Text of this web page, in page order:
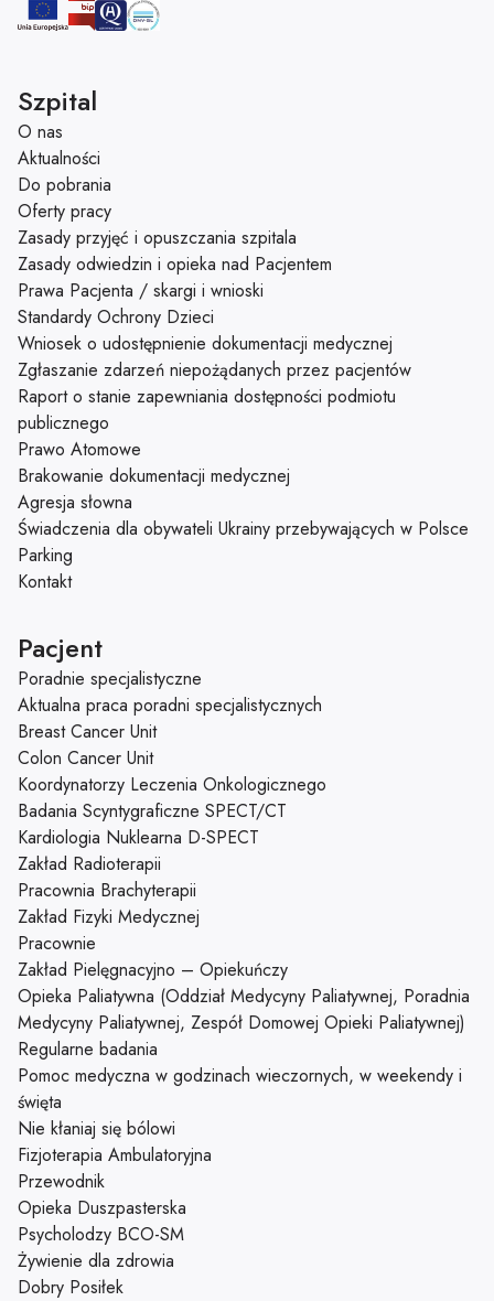
Szpital
O nas
Aktualności
Do pobrania
Oferty pracy
Zasady przyjęć i opuszczania szpitala
Zasady odwiedzin i opieka nad Pacjentem
Prawa Pacjenta / skargi i wnioski
Standardy Ochrony Dzieci
Wniosek o udostępnienie dokumentacji medycznej
Zgłaszanie zdarzeń niepożądanych przez pacjentów
Raport o stanie zapewniania dostępności podmiotu
publicznego
Prawo Atomowe
Brakowanie dokumentacji medycznej
Agresja słowna
Świadczenia dla obywateli Ukrainy przebywających w Polsce
Parking
Kontakt
Pacjent
Poradnie specjalistyczne
Aktualna praca poradni specjalistycznych
Breast Cancer Unit
Colon Cancer Unit
Koordynatorzy Leczenia Onkologicznego
Badania Scyntygraficzne SPECT/CT
Kardiologia Nuklearna D-SPECT
Zakład Radioterapii
Pracownia Brachyterapii
Zakład Fizyki Medycznej
Pracownie
Zakład Pielęgnacyjno – Opiekuńczy
Opieka Paliatywna (Oddział Medycyny Paliatywnej, Poradnia
Medycyny Paliatywnej, Zespół Domowej Opieki Paliatywnej)
Regularne badania
Pomoc medyczna w godzinach wieczornych, w weekendy i
święta
Nie kłaniaj się bólowi
Fizjoterapia Ambulatoryjna
Przewodnik
Opieka Duszpasterska
Psycholodzy BCO-SM
Żywienie dla zdrowia
Dobry Posiłek